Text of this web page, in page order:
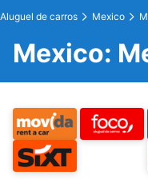
Aluguel de carros Mexico
Mexico: